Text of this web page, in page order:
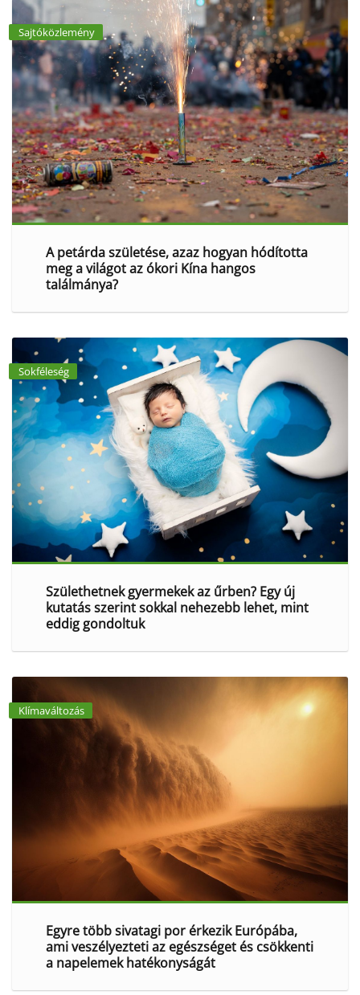
Sajtóközlemény
A petárda születése, azaz hogyan hódította
meg a világot az ókori Kína hangos
találmánya?
Sokféleség
Születhetnek gyermekek az űrben? Egy új
kutatás szerint sokkal nehezebb lehet, mint
eddig gondoltuk
Klímaváltozás
Egyre több sivatagi por érkezik Európába,
ami veszélyezteti az egészséget és csökkenti
a napelemek hatékonyságát